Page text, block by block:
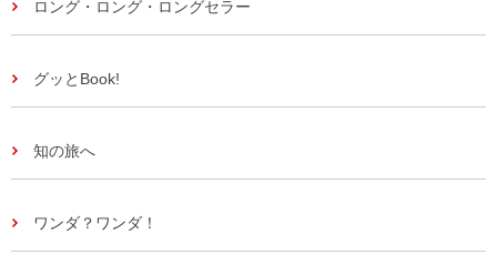
ロング・ロング・ロングセラー
グッとBook!
知の旅へ
ワンダ？ワンダ！